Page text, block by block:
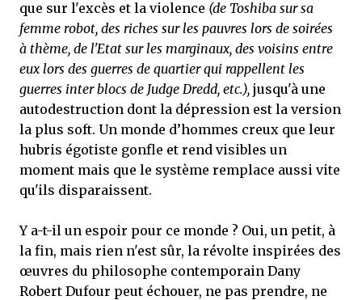
que sur l'excès et la violence (de Toshiba sur sa
femme robot, des riches sur les pauvres lors de soirées
à thème, de l'Etat sur les marginaux, des voisins entre
eux lors des guerres de quartier qui rappellent les
guerres inter blocs de Judge Dredd, etc.), jusqu'à une
autodestruction dont la dépression est la version
la plus soft. Un monde d’hommes creux que leur
hubris égotiste gonfle et rend visibles un
moment mais que le système remplace aussi vite
qu'ils disparaissent.
Y a-t-il un espoir pour ce monde ? Oui, un petit, à
la fin, mais rien n'est sûr, la révolte inspirées des
œuvres du philosophe contemporain Dany
Robert Dufour peut échouer, ne pas prendre, ne